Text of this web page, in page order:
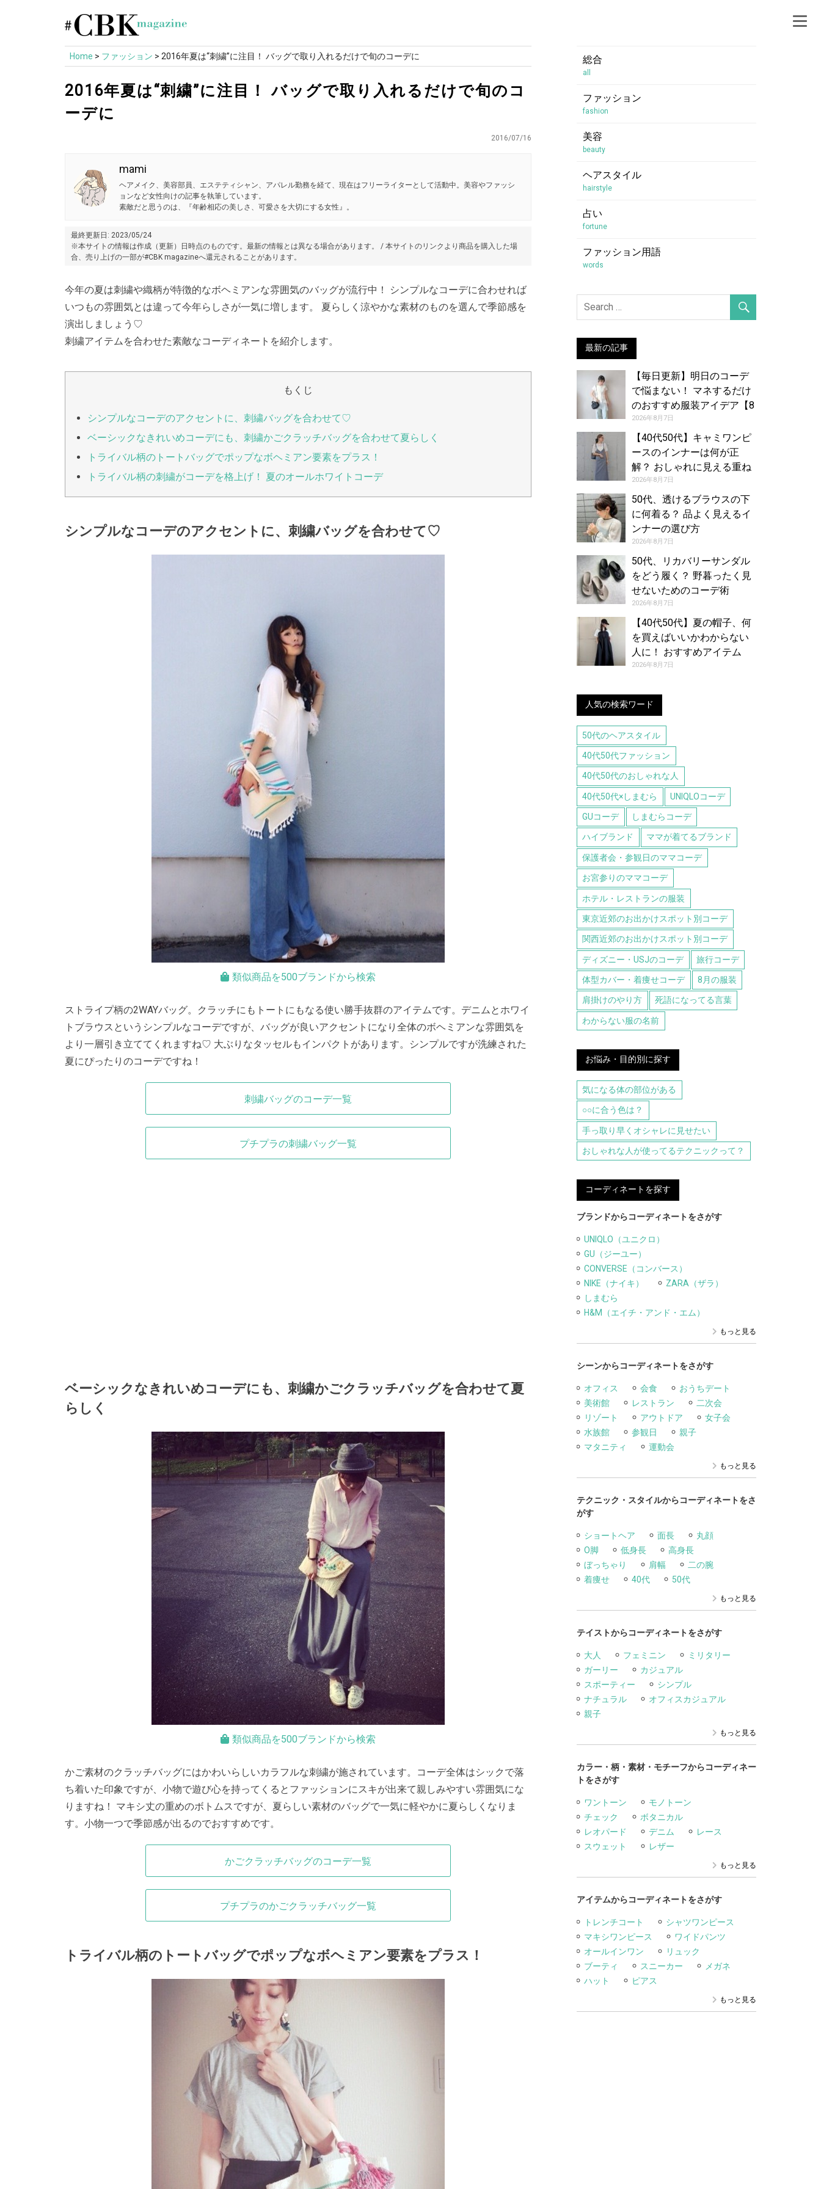
content
Home > ファッション >2016年夏は“刺繍”に注目！ バッグで取り入れるだけで旬のコーデに
2016年夏は“刺繍”に注目！ バッグで取り入れるだけで旬のコ
ーデに
2016/07/16
mami
ヘアメイク、美容部員、エステティシャン、アパレル勤務を経て、現在はフリーライターとして活動中。美容やファッシ
ョンなど女性向けの記事を執筆しています。
素敵だと思うのは、『年齢相応の美しさ、可愛さを大切にする女性』。
最終更新日: 2023/05/24
※本サイトの情報は作成（更新）日時点のものです。最新の情報とは異なる場合があります。 / 本サイトのリンクより商品を購入した場
合、売り上げの一部が#CBK magazineへ還元されることがあります。
今年の夏は刺繍や織柄が特徴的なボヘミアンな雰囲気のバッグが流行中！ シンプルなコーデに合わせれば
いつもの雰囲気とは違って今年らしさが一気に増します。 夏らしく涼やかな素材のものを選んで季節感を
演出しましょう♡
刺繍アイテムを合わせた素敵なコーディネートを紹介します。
もくじ
シンプルなコーデのアクセントに、刺繍バッグを合わせて♡
ベーシックなきれいめコーデにも、刺繍かごクラッチバッグを合わせて夏らしく
トライバル柄のトートバッグでポップなボヘミアン要素をプラス！
トライバル柄の刺繍がコーデを格上げ！ 夏のオールホワイトコーデ
シンプルなコーデのアクセントに、刺繍バッグを合わせて♡
類似商品を500ブランドから検索
ストライプ柄の2WAYバッグ。クラッチにもトートにもなる使い勝手抜群のアイテムです。デニムとホワイ
トブラウスというシンプルなコーデですが、バッグが良いアクセントになり全体のボヘミアンな雰囲気を
より一層引き立ててくれますね♡ 大ぶりなタッセルもインパクトがあります。シンプルですが洗練された
夏にぴったりのコーデですね！
刺繍バッグのコーデ一覧
プチプラの刺繍バッグ一覧
ベーシックなきれいめコーデにも、刺繍かごクラッチバッグを合わせて夏
らしく
類似商品を500ブランドから検索
かご素材のクラッチバッグにはかわいらしいカラフルな刺繍が施されています。コーデ全体はシックで落
ち着いた印象ですが、小物で遊び心を持ってくるとファッションにスキが出来て親しみやすい雰囲気にな
りますね！ マキシ丈の重めのボトムスですが、夏らしい素材のバッグで一気に軽やかに夏らしくなりま
す。小物一つで季節感が出るのでおすすめです。
かごクラッチバッグのコーデ一覧
プチプラのかごクラッチバッグ一覧
トライバル柄のトートバッグでポップなボヘミアン要素をプラス！
総合
all
ファッション
fashion
美容
beauty
ヘアスタイル
hairstyle
占い
fortune
ファッション用語
words
最新の記事
【毎日更新】明日のコーデ
で悩まない！ マネするだけ
のおすすめ服装アイデア【8
月8日夏】
2026年8月7日
【40代50代】キャミワンピ
ースのインナーは何が正
解？ おしゃれに見える重ね
着コーデカタログ
2026年8月7日
50代、透けるブラウスの下
に何着る？ 品よく見えるイ
ンナーの選び方
2026年8月7日
50代、リカバリーサンダル
をどう履く？ 野暮ったく見
せないためのコーデ術
2026年8月7日
【40代50代】夏の帽子、何
を買えばいいかわからない
人に！ おすすめアイテム
（8/7号）
2026年8月7日
人気の検索ワード
50代のヘアスタイル
40代50代ファッション
40代50代のおしゃれな人
40代50代×しまむら UNIQLOコーデ
GUコーデ しまむらコーデ
ハイブランド ママが着てるブランド
保護者会・参観日のママコーデ
お宮参りのママコーデ
ホテル・レストランの服装
東京近郊のお出かけスポット別コーデ
関西近郊のお出かけスポット別コーデ
ディズニー・USJのコーデ 旅行コーデ
体型カバー・着痩せコーデ 8月の服装
肩掛けのやり方 死語になってる言葉
わからない服の名前
お悩み・目的別に探す
気になる体の部位がある
○○に合う色は？
手っ取り早くオシャレに見せたい
おしゃれな人が使ってるテクニックって？
コーディネートを探す
ブランドからコーディネートをさがす
UNIQLO（ユニクロ）
GU（ジーユー）
CONVERSE（コンバース）
NIKE（ナイキ）
ZARA（ザラ）
しまむら
H&M（エイチ・アンド・エム）
もっと見る
シーンからコーディネートをさがす
オフィス 会食
おうちデート
美術館
レストラン
二次会
リゾート
アウトドア
女子会
水族館
参観日
親子
マタニティ
運動会
もっと見る
テクニック・スタイルからコーディネートをさ
がす
ショートヘア 面長
丸顔
O脚
低身長
高身長
ぼっちゃり
肩幅
二の腕
着痩せ
40代 50代
もっと見る
テイストからコーディネートをさがす
大人 フェミニン
ミリタリー
ガーリー
カジュアル
スポーティー
シンプル
ナチュラル
オフィスカジュアル
親子
もっと見る
カラー・柄・素材・モチーフからコーディネー
トをさがす
ワントーン
モノトーン
チェック
ボタニカル
レオパード
デニム
レース
スウェット
レザー
もっと見る
アイテムからコーディネートをさがす
トレンチコート
シャツワンピース
マキシワンピース
ワイドパンツ
オールインワン
リュック
ブーティ
スニーカー
メガネ
ハット
ピアス
もっと見る